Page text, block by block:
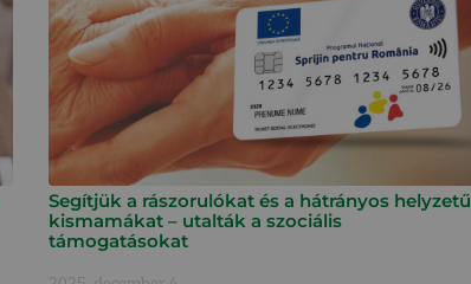
Segítjük a rászorulókat és a hátrányos helyzetű
kismamákat – utalták a szociális
támogatásokat